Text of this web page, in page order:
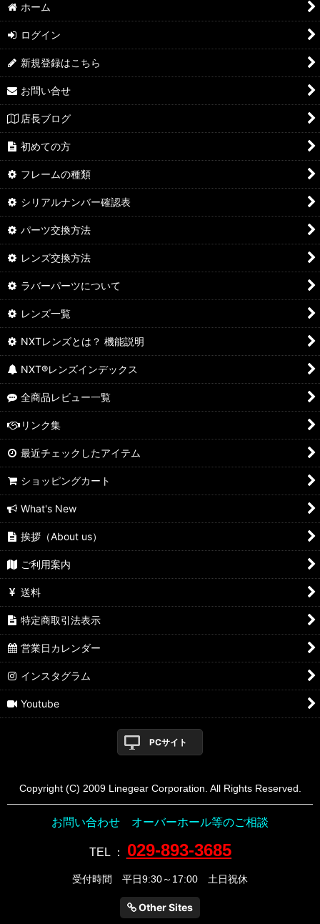
ホーム
ログイン
新規登録はこちら
お問い合せ
店長ブログ
初めての方
フレームの種類
シリアルナンバー確認表
パーツ交換方法
レンズ交換方法
ラバーパーツについて
レンズ一覧
NXTレンズとは？ 機能説明
NXT®レンズインデックス
全商品レビュー一覧
リンク集
最近チェックしたアイテム
ショッピングカート
What's New
挨拶（About us）
ご利用案内
送料
特定商取引法表示
営業日カレンダー
インスタグラム
Youtube
PCサイト
Copyright (C) 2009 Linegear Corporation. All Rights Reserved.
お問い合わせ オーバーホール等のご相談
TEL： 029-893-3685
受付時間 平日9:30～17:00 土日祝休
Other Sites